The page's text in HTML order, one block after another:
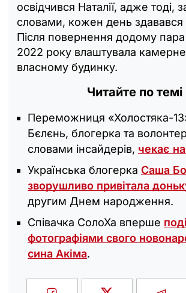
освідчився Наталії, адже тоді,
словами, кожен день здавався
Після повернення додому пара
2022 року влаштувала камерне
власному будинку.
Читайте по темі
Переможниця «Холостяка-
Бєлєнь, блогерка та
словами інсайдерів, чекає
Українська блогерка Саша Бо
зворушливо привітала
другим Днем народження.
Співачка СолоХа вперше
фотографіями свого
сина Акіма.